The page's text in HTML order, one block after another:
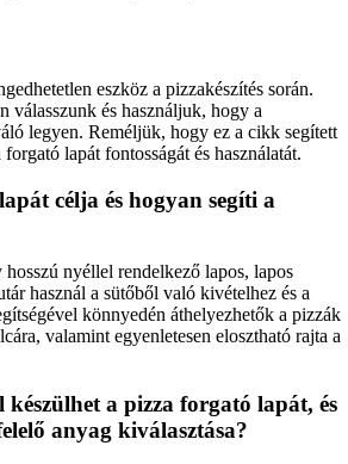
eszköz a pizzakészítés során.
válasszunk és használjuk, hogy a
legyen. Reméljük, hogy ez a cikk segített
lapát fontosságát és használatát.
célja és hogyan segíti a
nyéllel rendelkező lapos, lapos
használ a sütőből való kivételhez és a
könnyedén áthelyezhetők a pizzák
valamint egyenletesen elosztható rajta a
a pizza forgató lapát, és
anyag kiválasztása?